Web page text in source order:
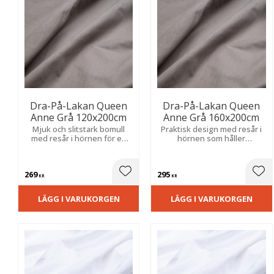
Dra-På-Lakan Queen
Anne Grå 120x200cm
Mjuk och slitstark bomull
med resår i hörnen för en
269KR Lägg till i favoriter
LÄGG I VARUKORGEN
Dra-På-Lakan Queen
Anne Grå 160x200cm
Praktisk design med resår i
hörnen som håller
295 KR
LÄGG I VARUKORGEN